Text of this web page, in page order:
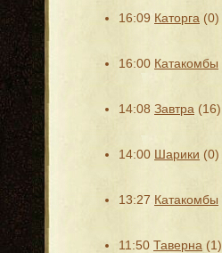
16:09 Каторга (0)
16:00 Катакомбы
14:08 Завтра (16)
14:00 Шарики (0)
13:27 Катакомбы
11:50 Таверна (1)